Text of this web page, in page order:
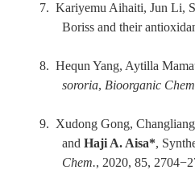
7. Kariyemu Aihaiti, Jun Li,
Boriss and their
8. Hequn Yang, Aytilla
sororia, Bioorganic
9. Xudong Gong,
andHaji A. Aisa*,
Chem., 2020, 85,